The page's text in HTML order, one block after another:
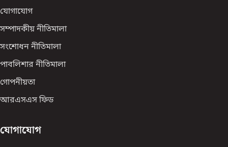
যোগাযোগ
সম্পাদকীয় নীতিমালা
সংশোধন নীতিমালা
পাবলিশার নীতিমালা
গোপনীয়তা
আরএসএস ফিড
যোগাযোগ